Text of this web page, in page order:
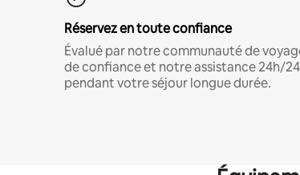
Réservez en toute confiance
Évalué par notre communauté de
de confiance et notre assistance 24h/24
pendant votre séjour longue durée.